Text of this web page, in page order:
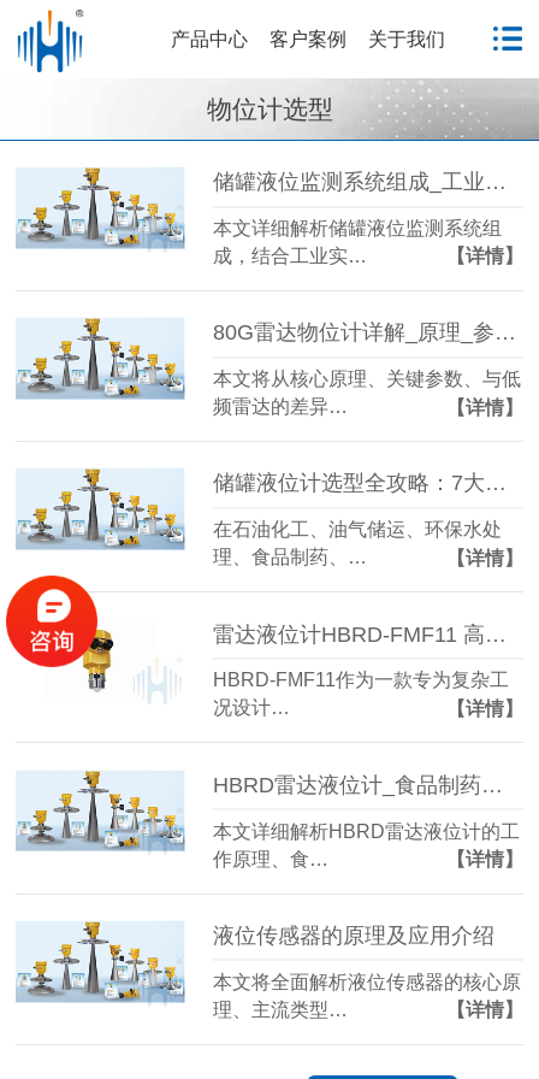
产品中心 客户案例 关于我们
物位计选型
储罐液位监测系统组成_工业液位监测系统结构详解
本文详细解析储罐液位监测系统组
成，结合工业实…
【详情】
80G雷达物位计详解_原理_参数_选型技巧_应用场景
本文将从核心原理、关键参数、与低
频雷达的差异…
【详情】
储罐液位计选型全攻略：7大核心要点，规避选型误区
在石油化工、油气储运、环保水处
理、食品制药、…
【详情】
雷达液位计HBRD-FMF11 高精度防腐型 工业液位测量优选方案
HBRD-FMF11作为一款专为复杂工
况设计…
【详情】
HBRD雷达液位计_食品制药行业专用_原理_应用_选型指南
本文详细解析HBRD雷达液位计的工
作原理、食…
【详情】
液位传感器的原理及应用介绍
本文将全面解析液位传感器的核心原
理、主流类型…
【详情】